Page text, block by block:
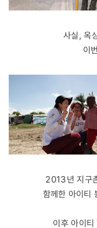
사실, 옥
이
2013년 지구
함께한 아이티
이후 아이